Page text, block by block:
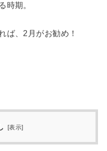
時期。
ば、2月がお勧め！
[表示]